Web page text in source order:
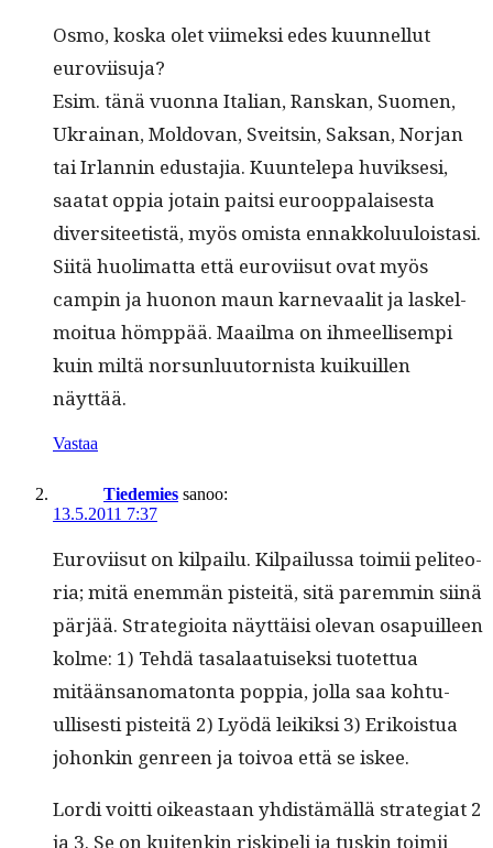
Osmo, kos­ka olet viimek­si edes kuun­nel­lut
euroviisuja?
Esim. tänä vuon­na Ital­ian, Ran­skan, Suomen,
Ukrainan, Moldovan, Sveitsin, Sak­san, Nor­jan
tai Irlan­nin edus­ta­jia. Kuun­telepa huviksesi,
saatat oppia jotain pait­si euroop­palais­es­ta
diver­si­teetistä, myös omista ennakkolu­u­lois­tasi.
Siitä huoli­mat­ta että eurovi­isut ovat myös
campin ja huonon maun karnevaalit ja laskel­
moitua hömp­pää. Maail­ma on ihmeel­lisem­pi
kuin miltä nor­sun­lu­u­tor­nista kuikuillen
näyttää.
Vastaa
Tiedemies sanoo:
13.5.2011 7:37
Eurovi­isut on kil­pailu. Kil­pailus­sa toimii peli­teo­
ria; mitä enem­män pis­teitä, sitä parem­min siinä
pär­jää. Strate­gioi­ta näyt­täisi ole­van osa­puilleen
kolme: 1) Tehdä tasalaa­tuisek­si tuotet­tua
mitään­sanoma­ton­ta pop­pia, jol­la saa kohtu­
ullis­es­ti pis­teitä 2) Lyödä leikik­si 3) Erikois­tua
johonkin gen­reen ja toivoa että se iskee.
Lor­di voit­ti oikeas­t­aan yhdis­tämäl­lä strate­giat 2
ja 3. Se on kuitenkin riskipeli ja tuskin toimii